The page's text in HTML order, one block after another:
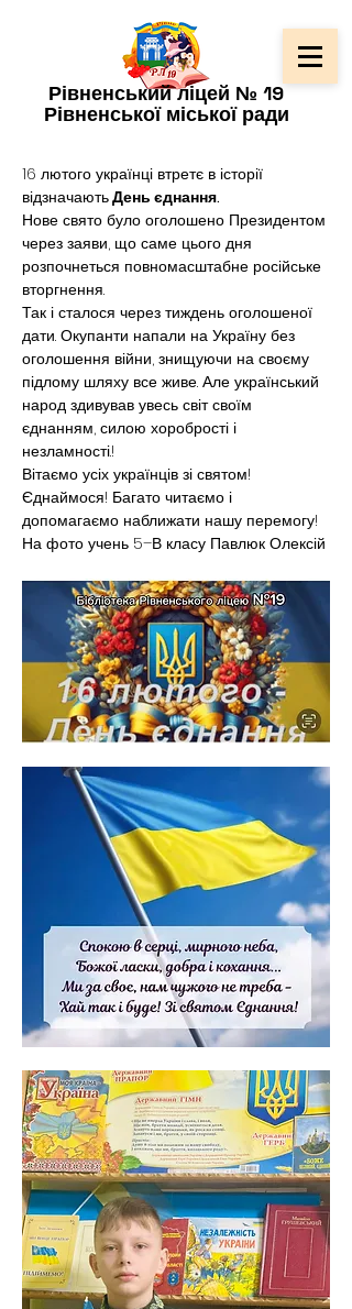
Рівненський ліцей № 19
Рівненської міської ради
16 лютого українці втретє в історії
відзначають День єднання.
Нове свято було оголошено Президентом
через заяви, що саме цього дня
розпочнеться повномасштабне російське
вторгнення.
Так і сталося через тиждень оголошеної
дати. Окупанти напали на Україну без
оголошення війни, знищуючи на своєму
підлому шляху все живе. Але український
народ здивував увесь світ своїм
єднанням, силою хоробрості і
незламності.!
Вітаємо усіх українців зі святом!
Єднаймося! Багато читаємо і
допомагаємо наближати нашу перемогу!
На фото учень 5–В класу Павлюк Олексій